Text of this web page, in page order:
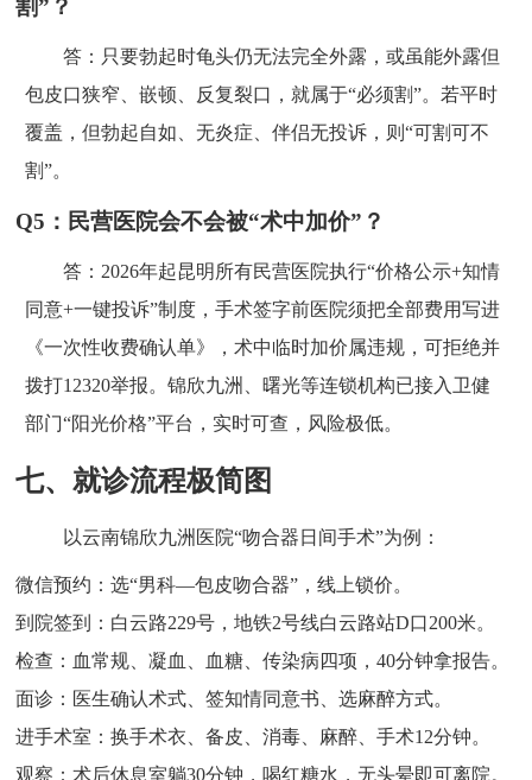
割”？
答：只要勃起时龟头仍无法完全外露，或虽能外露但
包皮口狭窄、嵌顿、反复裂口，就属于“必须割”。若平时
覆盖，但勃起自如、无炎症、伴侣无投诉，则“可割可不
割”。
Q5：民营医院会不会被“术中加价”？
答：2026年起昆明所有民营医院执行“价格公示+知情
同意+一键投诉”制度，手术签字前医院须把全部费用写进
《一次性收费确认单》，术中临时加价属违规，可拒绝并
拨打12320举报。锦欣九洲、曙光等连锁机构已接入卫健
部门“阳光价格”平台，实时可查，风险极低。
七、就诊流程极简图
以云南锦欣九洲医院“吻合器日间手术”为例：
微信预约：选“男科—包皮吻合器”，线上锁价。
到院签到：白云路229号，地铁2号线白云路站D口200米。
检查：血常规、凝血、血糖、传染病四项，40分钟拿报告。
面诊：医生确认术式、签知情同意书、选麻醉方式。
进手术室：换手术衣、备皮、消毒、麻醉、手术12分钟。
观察：术后休息室躺30分钟，喝红糖水，无头晕即可离院。